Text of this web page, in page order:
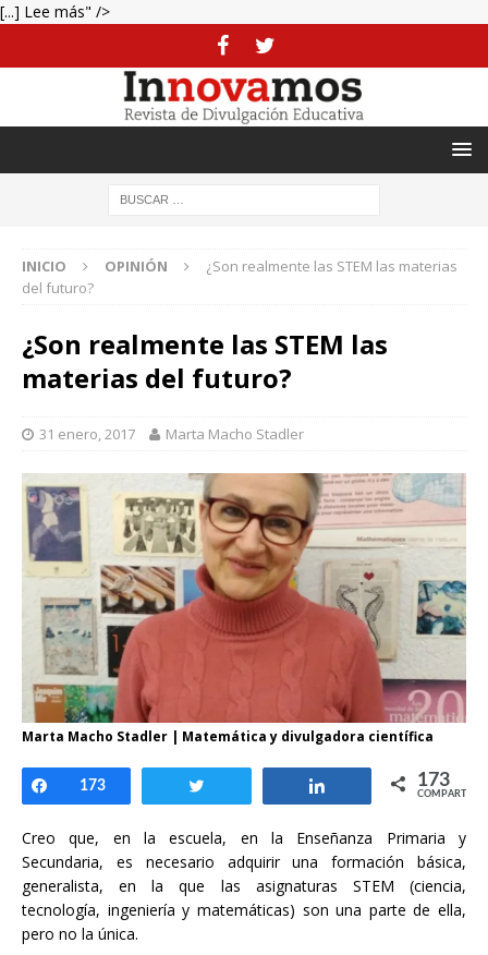
[...] Lee más" />
INICIO OPINIÓN
¿Son realmente las STEM las materias
del futuro?
¿Son realmente las STEM las
materias del futuro?
31 enero, 2017 Marta Macho Stadler
Marta Macho Stadler | Matemática y divulgadora científica
Compartir
173 Compartir 173
COMPARTIR
Creo que, en la escuela, en la Enseñanza Primaria y
Secundaria, es necesario adquirir una formación básica,
generalista, en la que las asignaturas STEM (ciencia,
tecnología, ingeniería y matemáticas) son una parte de ella,
pero no la única.